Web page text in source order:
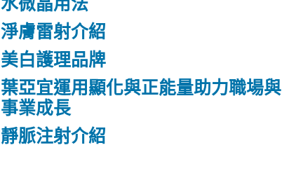
淨膚雷射介紹
美白護理品牌
葉亞宜運用顯化與正能量助力職場與
事業成長
靜脈注射介紹